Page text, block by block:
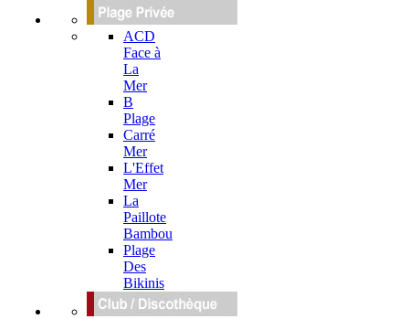
ACD
Face à
La
Mer
B
Plage
Carré
Mer
L'Effet
Mer
La
Paillote
Bambou
Plage
Des
Bikinis